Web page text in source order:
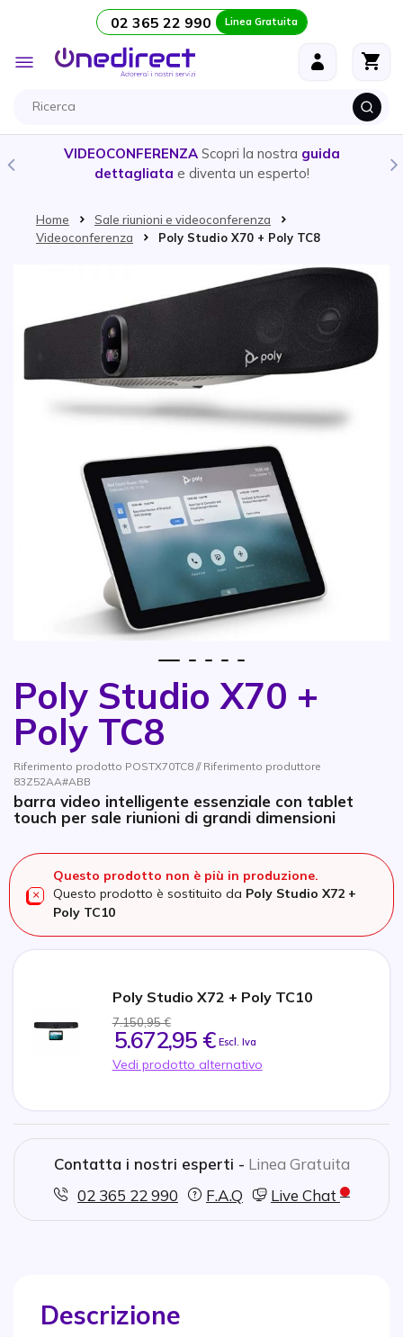
Salta al contenuto 02 365 22 990 Linea Gratuita
Toggle
Nav
VIDEOCONFERENZA Scopri la nostra guida
dettagliata e diventa un esperto!
Home
Sale riunioni e videoconferenza
Videoconferenza
Poly Studio X70 + Poly TC8
Poly Studio X70 +
Poly TC8
Riferimento prodotto POSTX70TC8 // Riferimento produttore
83Z52AA#ABB
barra video intelligente essenziale con tablet
touch per sale riunioni di grandi dimensioni
Questo prodotto non è più in produzione.
Questo prodotto è sostituito da Poly Studio X72 +
Poly TC10
Poly Studio X72 + Poly TC10
7.150,95 €
5.672,95 € Escl. Iva
Vedi prodotto alternativo
Contatta i nostri esperti - Linea Gratuita
02 365 22 990
F.A.Q Live Chat
Vai all'inizio della galleria di immagini
Descrizione